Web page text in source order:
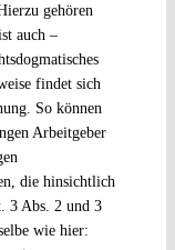
gehören
auch –
findet sich
So können
Arbeitgeber
die hinsichtlich
3 Abs. 2 und 3
wie hier: